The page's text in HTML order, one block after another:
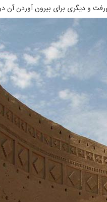
و دیگری برای بیرون آوردن آن